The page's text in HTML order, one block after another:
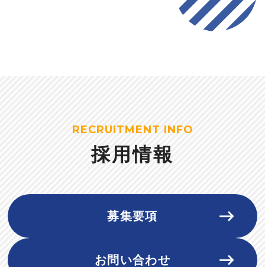
RECRUITMENT INFO
採用情報
募集要項
お問い合わせ